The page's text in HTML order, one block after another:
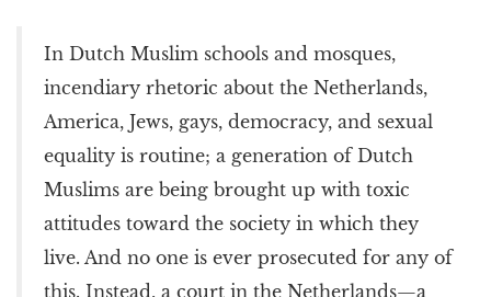
In Dutch Muslim schools and mosques,
incendiary rhetoric about the Netherlands,
America, Jews, gays, democracy, and sexual
equality is routine; a generation of Dutch
Muslims are being brought up with toxic
attitudes toward the society in which they
live. And no one is ever prosecuted for any of
this. Instead, a court in the Netherlands—a